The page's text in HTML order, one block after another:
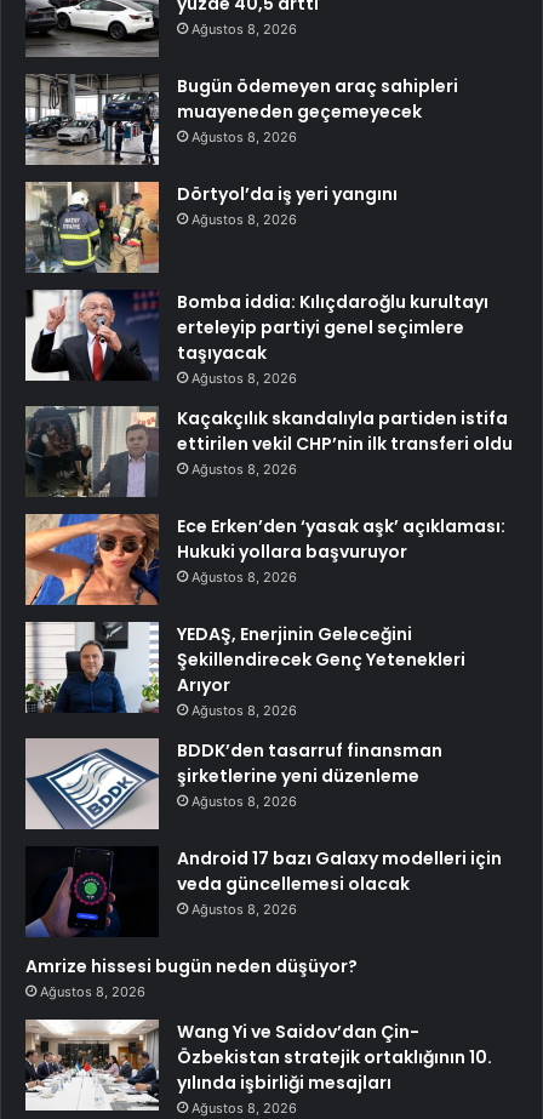
Ağustos 8, 2026
Bugün ödemeyen araç sahipleri
muayeneden geçemeyecek
Ağustos 8, 2026
Dörtyol’da iş yeri yangını
Ağustos 8, 2026
Bomba iddia: Kılıçdaroğlu kurultayı
erteleyip partiyi genel seçimlere
taşıyacak
Ağustos 8, 2026
Kaçakçılık skandalıyla partiden istifa
ettirilen vekil CHP’nin ilk transferi oldu
Ağustos 8, 2026
Ece Erken’den ‘yasak aşk’ açıklaması:
Hukuki yollara başvuruyor
Ağustos 8, 2026
YEDAŞ, Enerjinin Geleceğini
Şekillendirecek Genç Yetenekleri
Arıyor
Ağustos 8, 2026
BDDK’den tasarruf finansman
şirketlerine yeni düzenleme
Ağustos 8, 2026
Android 17 bazı Galaxy modelleri için
veda güncellemesi olacak
Ağustos 8, 2026
Amrize hissesi bugün neden düşüyor?
Ağustos 8, 2026
Wang Yi ve Saidov’dan Çin-
Özbekistan stratejik ortaklığının 10.
yılında işbirliği mesajları
Ağustos 8, 2026